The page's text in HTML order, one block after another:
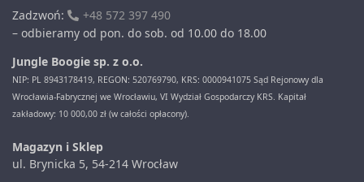
Zadzwoń:
+48 572 397 490
– odbieramy od pon. do sob. od 10.00 do 18.00
Jungle Boogie sp. z o.o.
NIP: PL 8943178419, REGON: 520769790, KRS: 0000941075 Sąd Rejonowy dla
Wrocławia-Fabrycznej we Wrocławiu, VI Wydział Gospodarczy KRS. Kapitał
zakładowy: 10 000,00 zł (w całości opłacony).
Magazyn i Sklep
ul. Brynicka 5, 54-214 Wrocław